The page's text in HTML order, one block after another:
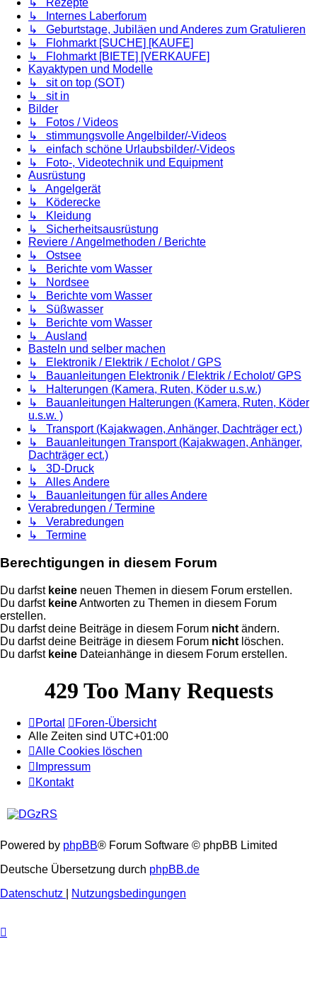
↳ Rezepte
↳ Internes Laberforum
↳ Geburtstage, Jubiläen und Anderes zum Gratulieren
↳ Flohmarkt [SUCHE] [KAUFE]
↳ Flohmarkt [BIETE] [VERKAUFE]
Kayaktypen und Modelle
↳ sit on top (SOT)
↳ sit in
Bilder
↳ Fotos / Videos
↳ stimmungsvolle Angelbilder/-Videos
↳ einfach schöne Urlaubsbilder/-Videos
↳ Foto-, Videotechnik und Equipment
Ausrüstung
↳ Angelgerät
↳ Köderecke
↳ Kleidung
↳ Sicherheitsausrüstung
Reviere / Angelmethoden / Berichte
↳ Ostsee
↳ Berichte vom Wasser
↳ Nordsee
↳ Berichte vom Wasser
↳ Süßwasser
↳ Berichte vom Wasser
↳ Ausland
Basteln und selber machen
↳ Elektronik / Elektrik / Echolot / GPS
↳ Bauanleitungen Elektronik / Elektrik / Echolot/ GPS
↳ Halterungen (Kamera, Ruten, Köder u.s.w.)
↳ Bauanleitungen Halterungen (Kamera, Ruten, Köder
u.s.w. )
↳ Transport (Kajakwagen, Anhänger, Dachträger ect.)
↳ Bauanleitungen Transport (Kajakwagen, Anhänger,
Dachträger ect.)
↳ 3D-Druck
↳ Alles Andere
↳ Bauanleitungen für alles Andere
Verabredungen / Termine
↳ Verabredungen
↳ Termine
Berechtigungen in diesem Forum
Du darfst keine neuen Themen in diesem Forum erstellen.
Du darfst keineAntworten zu Themen in diesem Forum
erstellen.
Du darfst deine Beiträge in diesem Forum nicht ändern.
Du darfst deine Beiträge in diesem Forum nicht löschen.
Du darfst keine Dateianhänge in diesem Forum erstellen.
Portal
Foren-Übersicht
Alle Zeiten sind UTC+01:00
Alle Cookies löschen
Impressum
Kontakt
Powered by phpBB® Forum Software © phpBB Limited
Deutsche Übersetzung durch phpBB.de
Datenschutz
Nutzungsbedingungen